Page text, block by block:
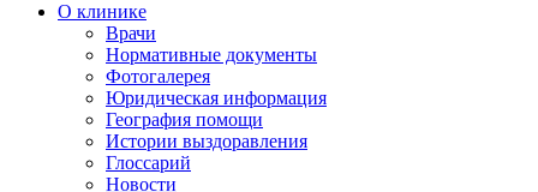
О клинике
Врачи
Нормативные документы
Фотогалерея
Юридическая информация
География помощи
Истории выздоравления
Глоссарий
Новости